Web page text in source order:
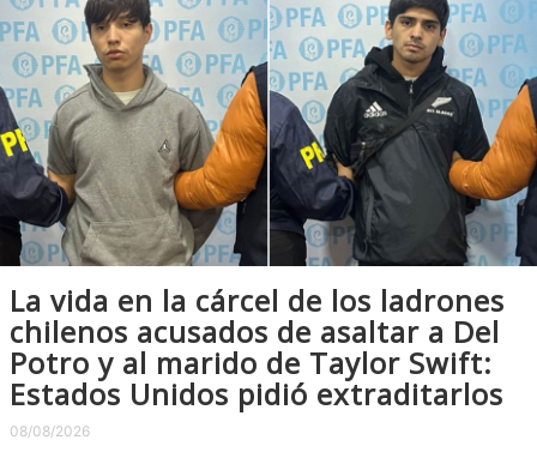
La vida en la cárcel de los ladrones
chilenos acusados de asaltar a Del
Potro y al marido de Taylor Swift:
Estados Unidos pidió extraditarlos
08/08/2026